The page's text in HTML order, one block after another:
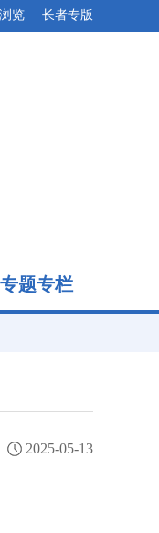
览 长者专版
专题专栏
2025-05-13